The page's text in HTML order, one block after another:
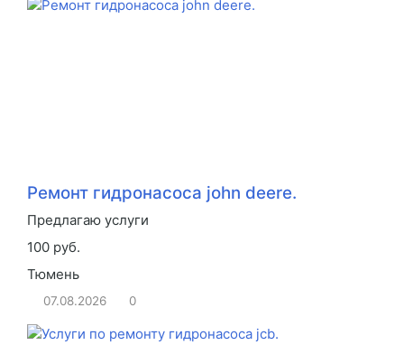
Ремонт гидронасоса john deere.
Предлагаю услуги
100 руб.
Тюмень
07.08.2026 0